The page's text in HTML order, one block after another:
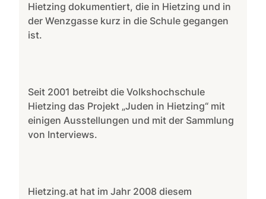
Hietzing dokumentiert, die in Hietzing und in
der Wenzgasse kurz in die Schule gegangen
ist.
Seit 2001 betreibt die Volkshochschule
Hietzing das Projekt „Juden in Hietzing“ mit
einigen Ausstellungen und mit der Sammlung
von Interviews.
Hietzing.at hat im Jahr 2008 diesem